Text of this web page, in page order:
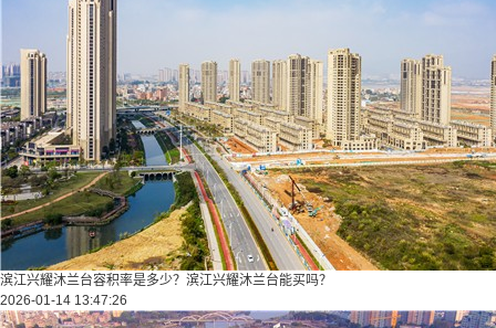
滨江兴耀沐兰台容积率是多少？滨江兴耀沐兰台能买吗？
2026-01-14 13:47:26